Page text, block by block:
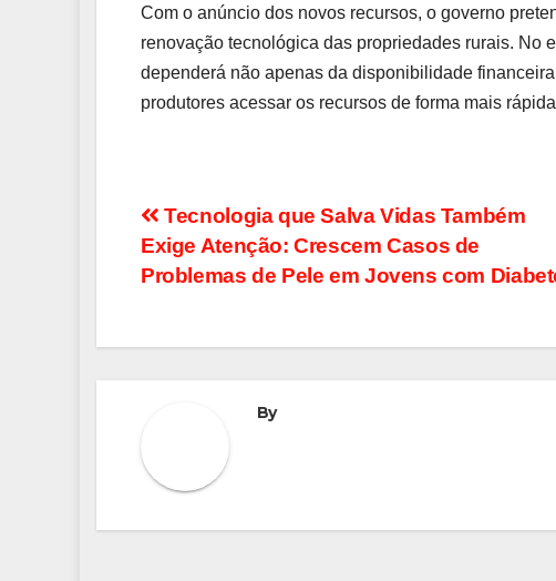
Com o anúncio dos novos recursos, o governo
renovação tecnológica das propriedades rurais. No
dependerá não apenas da disponibilidade
produtores acessar os recursos de forma mais
Navegação
de
Tecnologia que Salva Vidas Também
Exige Atenção: Crescem Casos de
Problemas de Pele em Jovens com
By